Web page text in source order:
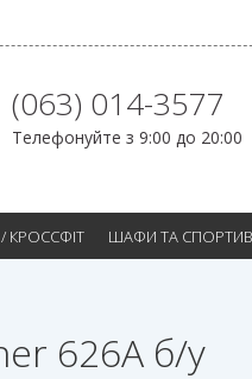
(063) 014-3577
Телефонуйте з 9:00 до 20:00
КРОССФІТ ШАФИ ТА
626A б/у